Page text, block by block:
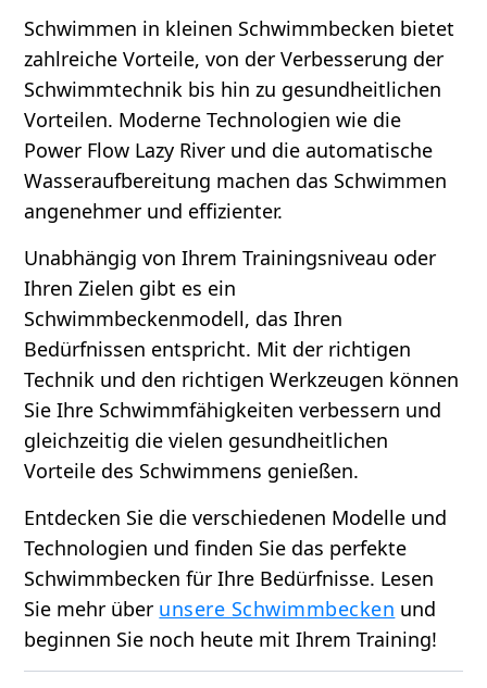
Schwimmen in kleinen Schwimmbecken bietet
zahlreiche Vorteile, von der Verbesserung der
Schwimmtechnik bis hin zu gesundheitlichen
Vorteilen. Moderne Technologien wie die
Power Flow Lazy River und die automatische
Wasseraufbereitung machen das Schwimmen
angenehmer und effizienter.
Unabhängig von Ihrem Trainingsniveau oder
Ihren Zielen gibt es ein
Schwimmbeckenmodell, das Ihren
Bedürfnissen entspricht. Mit der richtigen
Technik und den richtigen Werkzeugen können
Sie Ihre Schwimmfähigkeiten verbessern und
gleichzeitig die vielen gesundheitlichen
Vorteile des Schwimmens genießen.
Entdecken Sie die verschiedenen Modelle und
Technologien und finden Sie das perfekte
Schwimmbecken für Ihre Bedürfnisse. Lesen
Sie mehr über unsere Schwimmbecken und
beginnen Sie noch heute mit Ihrem Training!